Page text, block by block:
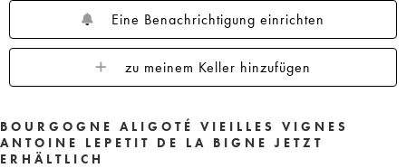
Eine Benachrichtigung einrichten
zu meinem Keller hinzufügen
BOURGOGNE ALIGOTÉ VIEILLES VIGNES
ANTOINE LEPETIT DE LA BIGNE JETZT
ERHÄLTLICH